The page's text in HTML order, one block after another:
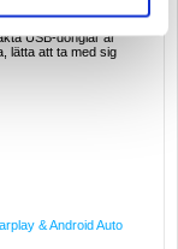
USB-donglar är
lätta att ta med sig
& Android Auto